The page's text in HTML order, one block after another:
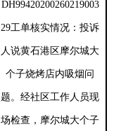
DH99420200260219003
29工单核实情况：投诉
人说黄石港区摩尔城大
个子烧烤店内吸烟问
题。经社区工作人员现
场检查，摩尔城大个子